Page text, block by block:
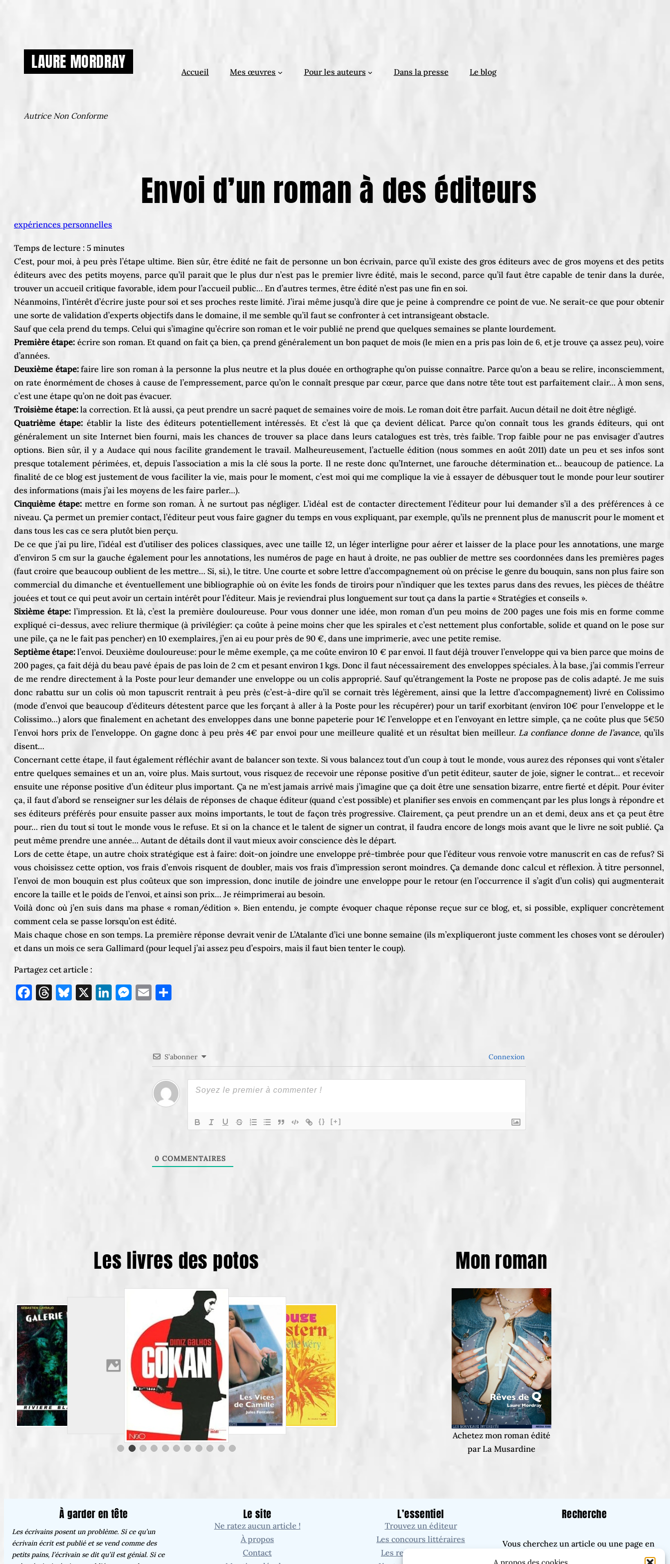
LAURE MORDRAY
Autrice Non Conforme
Accueil Mes œuvres Pour les auteurs Dans la presse Le blog
Envoi d’un roman à des éditeurs
expériences personnelles
Temps de lecture : 5 minutes
C’est, pour moi, à peu près l’étape ultime. Bien sûr, être édité ne fait de personne un bon écrivain, parce qu’il existe des gros éditeurs avec de gros moyens et des petits
éditeurs avec des petits moyens, parce qu’il parait que le plus dur n’est pas le premier livre édité, mais le second, parce qu’il faut être capable de tenir dans la durée,
trouver un accueil critique favorable, idem pour l’accueil public… En d’autres termes, être édité n’est pas une fin en soi.
Néanmoins, l’intérêt d’écrire juste pour soi et ses proches reste limité. J’irai même jusqu’à dire que je peine à comprendre ce point de vue. Ne serait-ce que pour obtenir
une sorte de validation d’experts objectifs dans le domaine, il me semble qu’il faut se confronter à cet intransigeant obstacle.
Sauf que cela prend du temps. Celui qui s’imagine qu’écrire son roman et le voir publié ne prend que quelques semaines se plante lourdement.
Première étape: écrire son roman. Et quand on fait ça bien, ça prend généralement un bon paquet de mois (le mien en a pris pas loin de 6, et je trouve ça assez peu), voire
d’années.
Deuxième étape:faire lire son roman à la personne la plus neutre et la plus douée en orthographe qu’on puisse connaître. Parce qu’on a beau se relire, inconsciemment,
on rate énormément de choses à cause de l’empressement, parce qu’on le connaît presque par cœur, parce que dans notre tête tout est parfaitement clair… À mon sens,
c’est une étape qu’on ne doit pas évacuer.
Troisième étape: la correction. Et là aussi, ça peut prendre un sacré paquet de semaines voire de mois. Le roman doit être parfait. Aucun détail ne doit être négligé.
Quatrième étape:établir la liste des éditeurs potentiellement intéressés. Et c’est là que ça devient délicat. Parce qu’on connaît tous les grands éditeurs, qui ont
généralement un site Internet bien fourni, mais les chances de trouver sa place dans leurs catalogues est très, très faible. Trop faible pour ne pas envisager d’autres
options. Bien sûr, il y a Audace qui nous facilite grandement le travail. Malheureusement, l’actuelle édition (nous sommes en août 2011) date un peu et ses infos sont
presque totalement périmées, et, depuis l’association a mis la clé sous la porte. Il ne reste donc qu’Internet, une farouche détermination et… beaucoup de patience. La
finalité de ce blog est justement de vous faciliter la vie, mais pour le moment, c’est moi qui me complique la vie à essayer de débusquer tout le monde pour leur soutirer
des informations (mais j’ai les moyens de les faire parler…).
Cinquième étape: mettre en forme son roman. À ne surtout pas négliger. L’idéal est de contacter directement l’éditeur pour lui demander s’il a des préférences à ce
niveau. Ça permet un premier contact, l’éditeur peut vous faire gagner du temps en vous expliquant, par exemple, qu’ils ne prennent plus de manuscrit pour le moment et
dans tous les cas ce sera plutôt bien perçu.
De ce que j’ai pu lire, l’idéal est d’utiliser des polices classiques, avec une taille 12, un léger interligne pour aérer et laisser de la place pour les annotations, une marge
d’environ 5 cm sur la gauche également pour les annotations, les numéros de page en haut à droite, ne pas oublier de mettre ses coordonnées dans les premières pages
(faut croire que beaucoup oublient de les mettre… Si, si.), le titre. Une courte et sobre lettre d’accompagnement où on précise le genre du bouquin, sans non plus faire son
commercial du dimanche et éventuellement une bibliographie où on évite les fonds de tiroirs pour n’indiquer que les textes parus dans des revues, les pièces de théâtre
jouées et tout ce qui peut avoir un certain intérêt pour l’éditeur. Mais je reviendrai plus longuement sur tout ça dans la partie « Stratégies et conseils ».
Sixième étape:l’impression. Et là, c’est la première douloureuse. Pour vous donner une idée, mon roman d’un peu moins de 200 pages une fois mis en forme comme
expliqué ci-dessus, avec reliure thermique (à privilégier: ça coûte à peine moins cher que les spirales et c’est nettement plus confortable, solide et quand on le pose sur
une pile, ça ne le fait pas pencher) en 10 exemplaires, j’en ai eu pour près de 90 €, dans une imprimerie, avec une petite remise.
Septième étape: l’envoi. Deuxième douloureuse: pour le même exemple, ça me coûte environ 10 € par envoi. Il faut déjà trouver l’enveloppe qui va bien parce que moins de
200 pages, ça fait déjà du beau pavé épais de pas loin de 2 cm et pesant environ 1 kgs. Donc il faut nécessairement des enveloppes spéciales. À la base, j’ai commis l’erreur
de me rendre directement à la Poste pour leur demander une enveloppe ou un colis approprié. Sauf qu’étrangement la Poste ne propose pas de colis adapté. Je me suis
donc rabattu sur un colis où mon tapuscrit rentrait à peu près (c’est-à-dire qu’il se cornait très légèrement, ainsi que la lettre d’accompagnement) livré en Colissimo
(mode d’envoi que beaucoup d’éditeurs détestent parce que les forçant à aller à la Poste pour les récupérer) pour un tarif exorbitant (environ 10€ pour l’enveloppe et le
Colissimo…) alors que finalement en achetant des enveloppes dans une bonne papeterie pour 1€ l’enveloppe et en l’envoyant en lettre simple, ça ne coûte plus que 5€50
l’envoi hors prix de l’enveloppe. On gagne donc à peu près 4€ par envoi pour une meilleure qualité et un résultat bien meilleur. La confiance donne de l’avance, qu’ils
disent…
Concernant cette étape, il faut également réfléchir avant de balancer son texte. Si vous balancez tout d’un coup à tout le monde, vous aurez des réponses qui vont s’étaler
entre quelques semaines et un an, voire plus. Mais surtout, vous risquez de recevoir une réponse positive d’un petit éditeur, sauter de joie, signer le contrat… et recevoir
ensuite une réponse positive d’un éditeur plus important. Ça ne m’est jamais arrivé mais j’imagine que ça doit être une sensation bizarre, entre fierté et dépit. Pour éviter
ça, il faut d’abord se renseigner sur les délais de réponses de chaque éditeur (quand c’est possible) et planifier ses envois en commençant par les plus longs à répondre et
ses éditeurs préférés pour ensuite passer aux moins importants, le tout de façon très progressive. Clairement, ça peut prendre un an et demi, deux ans et ça peut être
pour… rien du tout si tout le monde vous le refuse. Et si on la chance et le talent de signer un contrat, il faudra encore de longs mois avant que le livre ne soit publié. Ça
peut même prendre une année… Autant de détails dont il vaut mieux avoir conscience dès le départ.
Lors de cette étape, un autre choix stratégique est à faire: doit-on joindre une enveloppe pré-timbrée pour que l’éditeur vous renvoie votre manuscrit en cas de refus? Si
vous choisissez cette option, vos frais d’envois risquent de doubler, mais vos frais d’impression seront moindres. Ça demande donc calcul et réflexion. À titre personnel,
l’envoi de mon bouquin est plus coûteux que son impression, donc inutile de joindre une enveloppe pour le retour (en l’occurrence il s’agit d’un colis) qui augmenterait
encore la taille et le poids de l’envoi, et ainsi son prix… Je réimprimerai au besoin.
Voilà donc où j’en suis dans ma phase « roman/édition ». Bien entendu, je compte évoquer chaque réponse reçue sur ce blog, et, si possible, expliquer concrètement
comment cela se passe lorsqu’on est édité.
Mais chaque chose en son temps. La première réponse devrait venir de L’Atalante d’ici une bonne semaine (ils m’expliqueront juste comment les choses vont se dérouler)
et dans un mois ce sera Gallimard (pour lequel j’ai assez peu d’espoirs, mais il faut bien tenter le coup).
Partagez cet article :
Facebook
Threads
Bluesky
X LinkedIn
Messenger
Email
S’abonner Connexion
{} [+]
0 COMMENTAIRES
Les livres des potos Mon roman
Achetez mon roman édité
par La Musardine
À garder en tête
Les écrivains posent un problème. Si ce qu’un
écrivain écrit est publié et se vend comme des
petits pains, l’écrivain se dit qu’il est génial. Si ce
Le site
Ne ratez aucun article !
À propos
Contact
L’essentiel
Trouvez un éditeur
Les concours littéraires
Les revues littéraires
Recherche
Vous cherchez un article ou une page en
particulier ?